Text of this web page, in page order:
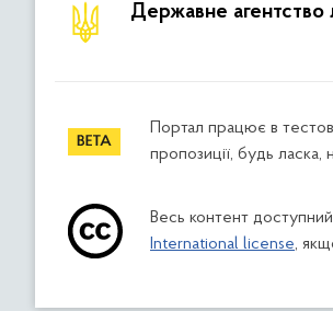
Державне агентство
Портал працює в
пропозиції, будь ласка,
Весь контент доступний
International license,